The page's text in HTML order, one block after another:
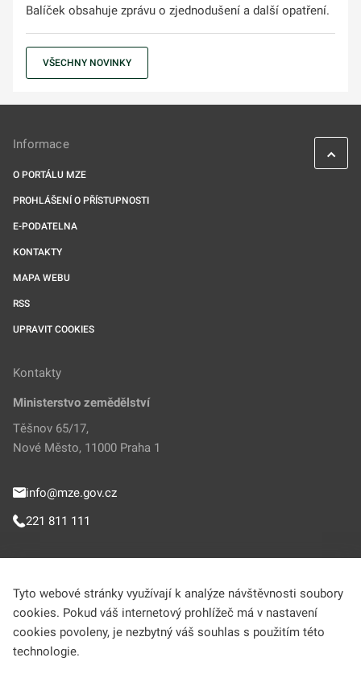
Balíček obsahuje zprávu o zjednodušení a další opatření.
VŠECHNY NOVINKY
Informace
O PORTÁLU MZE
PROHLÁŠENÍ O PŘÍSTUPNOSTI
E-PODATELNA
KONTAKTY
MAPA WEBU
RSS
UPRAVIT COOKIES
Kontakty
Ministerstvo zemědělství
Těšnov 65/17,
Nové Město, 11000 Praha 1
info@mze.gov.cz
221 811 111
Helpdesk (Portál farmáře)
222 312 977
Tyto webové stránky využívají k analýze návštěvnosti soubory
cookies. Pokud váš internetový prohlížeč má v nastavení
cookies povoleny, je nezbytný váš souhlas s použitím této
technologie.